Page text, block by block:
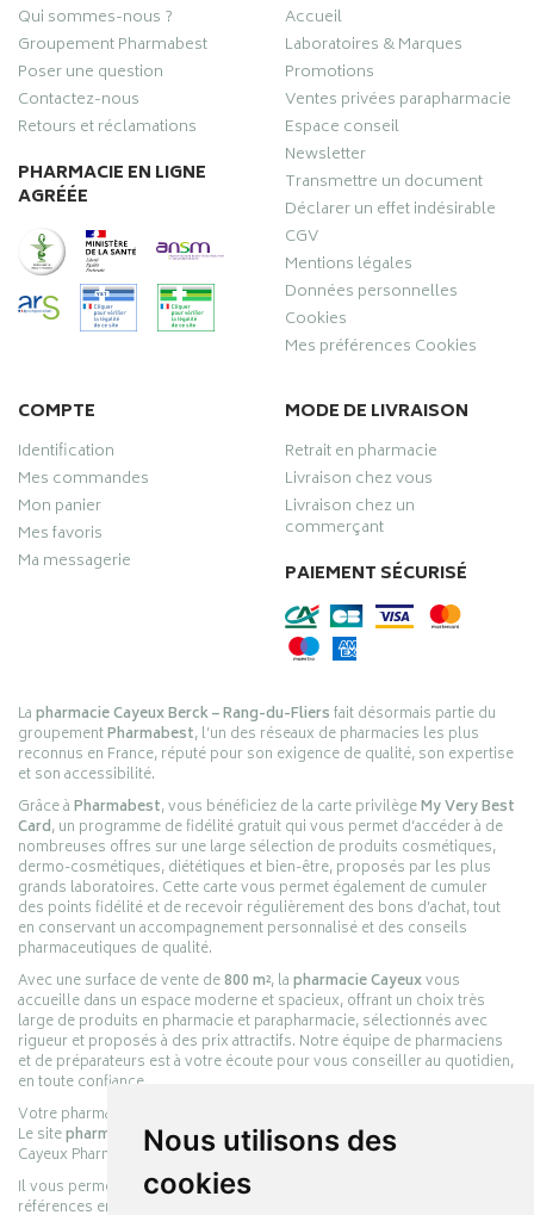
Nous utilisons des
cookies
Qui sommes-nous ?
Groupement Pharmabest
Poser une question
Contactez-nous
Retours et réclamations
PHARMACIE EN LIGNE
AGRÉÉE
Accueil
Laboratoires & Marques
Promotions
Ventes privées parapharmacie
Espace conseil
Newsletter
Transmettre un document
Déclarer un effet indésirable
CGV
Mentions légales
Données personnelles
Cookies
Mes préférences Cookies
COMPTE
Identification
Mes commandes
Mon panier
Mes favoris
Ma messagerie
MODE DE LIVRAISON
Retrait en pharmacie
Livraison chez vous
Livraison chez un
commerçant
PAIEMENT SÉCURISÉ
Lapharmacie Cayeux Berck – Rang-du-Fliersfait désormais partie du
groupementPharmabest, l’un des réseaux de pharmacies les plus
reconnus en France, réputé pour son exigence de qualité, son expertise
et son accessibilité.
Grâce àPharmabest, vous bénéficiez de la carte privilègeMy Very Best
Card, un programme de fidélité gratuit qui vous permet d’accéder à de
nombreuses offres sur une large sélection de produits cosmétiques,
dermo-cosmétiques, diététiques et bien-être, proposés par les plus
grands laboratoires. Cette carte vous permet également de cumuler
des points fidélité et de recevoir régulièrement des bons d’achat, tout
en conservant un accompagnement personnalisé et des conseils
pharmaceutiques de qualité.
Avec une surface de vente de800 m², lapharmacie Cayeuxvous
accueille dans un espace moderne et spacieux, offrant un choix très
large de produits en pharmacie et parapharmacie, sélectionnés avec
rigueur et proposés à des prix attractifs. Notre équipe de pharmaciens
et de préparateurs est à votre écoute pour vous conseiller au quotidien,
en toute confiance.
Votre pharmacie en ligne :
Le sitepharmacie-cayeux.frest le prolongement digital de la pharmacie
Cayeux Pharmabest Berck-sur-Mer – Rang-du-Fliers.
Il vous permet de réaliser vos achats en ligne parmi des milliers de
références en :